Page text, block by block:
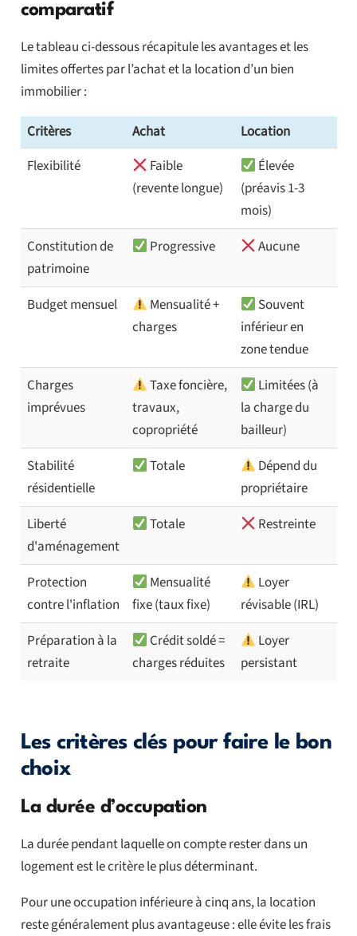
comparatif
Le tableau ci-dessous récapitule les avantages et les
limites offertes par l’achat et la location d’un bien
immobilier :
Critères Achat
Location
Flexibilité
Faible
(revente longue)
Élevée
(préavis 1-3
mois)
Constitution de
patrimoine
Progressive Aucune
Budget mensuel
Mensualité +
charges
Souvent
inférieur en
zone tendue
Charges
imprévues
Taxe foncière,
travaux,
copropriété
Limitées (à
la charge du
bailleur)
Stabilité
résidentielle
Totale
Dépend du
propriétaire
Liberté
d'aménagement
Totale Restreinte
Protection
contre l'inflation
Mensualité
fixe (taux fixe)
Loyer
révisable (IRL)
Préparation à la
retraite
Crédit soldé =
charges réduites
Loyer
persistant
Les critères clés pour faire le bon
choix
La durée d’occupation
La durée pendant laquelle on compte rester dans un
logement est le critère le plus déterminant.
Pour une occupation inférieure à cinq ans, la location
reste généralement plus avantageuse : elle évite les frais